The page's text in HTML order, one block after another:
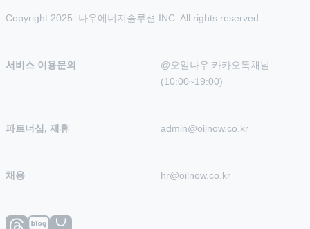
Copyright 2025. 나우에너지솔루션 INC. All rights reserved.
서비스 이용문의
@오일나우 카카오톡채널
(10:00~19:00)
파트너십, 제휴 admin@oilnow.co.kr
채용 hr@oilnow.co.kr